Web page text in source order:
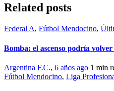
Related posts
Federal A, Fútbol Mendocino,
Bomba: el ascenso podría
Argentina F.C., 6 años ago 1 min
Fútbol Mendocino, Liga